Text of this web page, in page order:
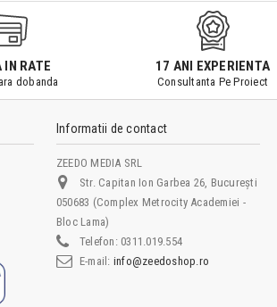
IN RATE
dobanda
17 ANI EXPERIENTA
Consultanta Pe Proiect
Informatii de contact
ZEEDO MEDIA SRL
Str. Capitan Ion Garbea 26, București
050683 (Complex Metrocity Academiei -
Bloc Lama)
Telefon: 0311.019.554
E-mail: info@zeedoshop.ro